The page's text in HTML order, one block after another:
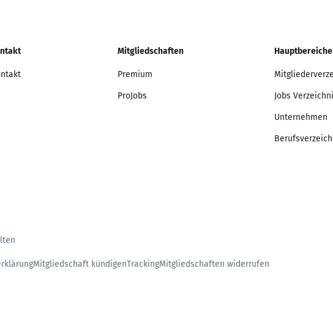
Mitgliedschaften
Premium
ProJobs
Hauptbereiche
Jobs
Unternehmen
Mitgliedschaft kündigenTrackingMitgliedschaften widerrufen